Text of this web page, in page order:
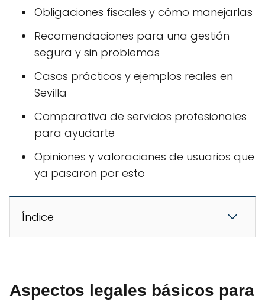
Obligaciones fiscales y cómo manejarlas
Recomendaciones para una gestión
segura y sin problemas
Casos prácticos y ejemplos reales en
Sevilla
Comparativa de servicios profesionales
para ayudarte
Opiniones y valoraciones de usuarios que
ya pasaron por esto
Índice
Aspectos legales básicos para